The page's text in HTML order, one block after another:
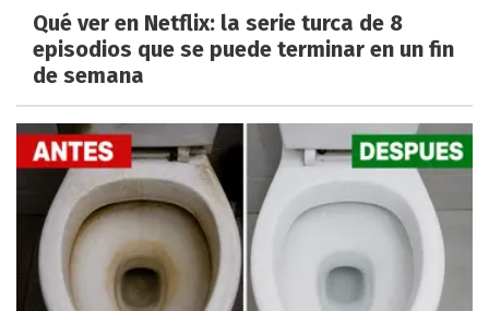
Qué ver en Netflix: la serie turca de 8
episodios que se puede terminar en un fin
de semana